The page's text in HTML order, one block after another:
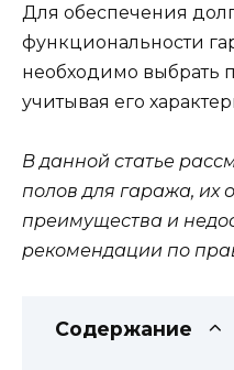
Для обеспечения
функциональности
необходимо выбрать
учитывая его
В данной статье
полов для гаража, их
преимущества и
рекомендации по
Содержание